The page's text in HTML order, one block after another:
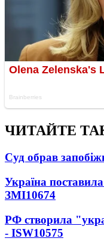
ЧИТАЙТЕ
Суд обрав
Україна
ЗМІ10674
РФ створила
- ISW10575